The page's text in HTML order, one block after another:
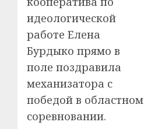
идеологической
работе Елена
Бурдыко прямо в
поле поздравила
механизатора с
победой в областном
соревновании.